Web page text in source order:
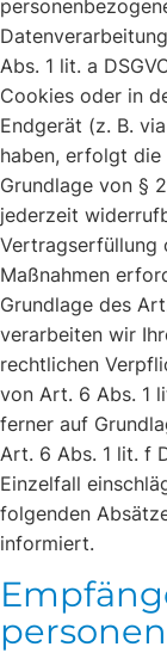
Abs. 1 lit. a
Cookies oder in
Endgerät (z. B.
haben, erfolgt
Grundlage von §
jederzeit
Vertragserfüllung
Maßnahmen
Grundlage des
verarbeiten wir
rechtlichen
von Art. 6 Abs. 1
ferner auf
Art. 6 Abs. 1 lit. f
Einzelfall
folgenden
informiert.